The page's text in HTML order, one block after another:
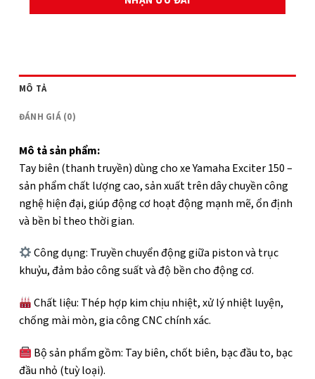
MÔ TẢ
ĐÁNH GIÁ (0)
Mô tả sản phẩm:
Tay biên (thanh truyền) dùng cho xe Yamaha Exciter 150 –
sản phẩm chất lượng cao, sản xuất trên dây chuyền công
nghệ hiện đại, giúp động cơ hoạt động mạnh mẽ, ổn định
và bền bỉ theo thời gian.
Công dụng: Truyền chuyển động giữa piston và trục
khuỷu, đảm bảo công suất và độ bền cho động cơ.
Chất liệu: Thép hợp kim chịu nhiệt, xử lý nhiệt luyện,
chống mài mòn, gia công CNC chính xác.
Bộ sản phẩm gồm: Tay biên, chốt biên, bạc đầu to, bạc
đầu nhỏ (tuỳ loại).